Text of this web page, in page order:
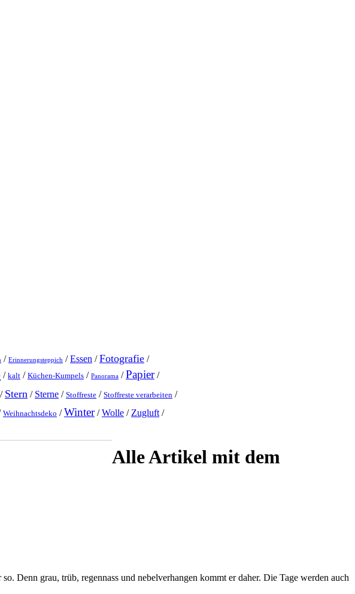
/ Erinnerungsteppich /Essen /Fotografie /
/ kalt / Küchen-Kumpels / Panorama /Papier/
/ Stern / Sterne / Stoffreste / Stoffreste verarbeiten /
Weihnachtsdeko /Winter/Wolle / Zugluft /
Alle Artikel mit dem
Denn grau, trüb, regennass und nebelverhangen kommt er daher. Die Tage werden auch